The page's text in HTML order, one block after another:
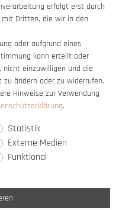
erfolgt erst durch
mit Dritten, die wir in den
oder aufgrund eines
kann erteilt oder
nicht einzuwilligen und die
ändern oder zu widerrufen.
Hinweise zur Verwendung
.
Statistik
Externe Medien
Funktional